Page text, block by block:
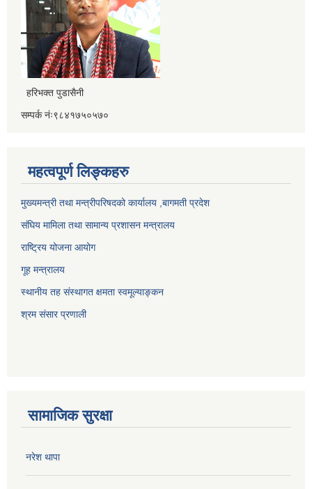
हरिभक्त पुडासैनी
सम्पर्क नंः९८४१७५०५७०
महत्वपूर्ण लिङ्कहरु
मुख्यमन्त्री तथा मन्त्रीपरिषदको कार्यालय ,बागमती प्रदेश
संघिय मामिला तथा सामान्य प्रशासन मन्त्रालय
राष्ट्रिय योजना आयोग
गूह मन्त्रालय
स्थानीय तह संस्थागत क्षमता स्वमूल्याङ्कन
श्रम संसार प्रणाली
सामाजिक सुरक्षा
नरेश थापा